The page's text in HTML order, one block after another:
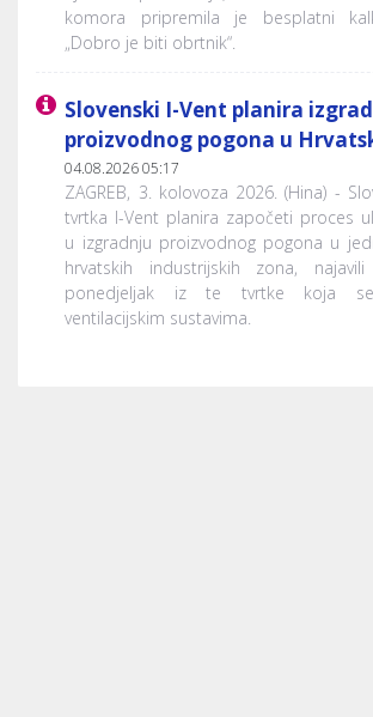
komora pripremila je besplatni
„Dobro je biti obrtnik“.
Slovenski I-Vent planira
proizvodnog pogona u
04.08.2026 05:17
ZAGREB, 3. kolovoza 2026. (Hina) -
tvrtka I-Vent planira započeti proces
u izgradnju proizvodnog pogona u
hrvatskih industrijskih zona,
ponedjeljak iz te tvrtke koja
ventilacijskim sustavima.